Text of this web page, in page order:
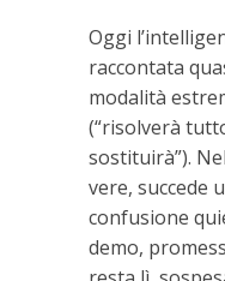
Oggi
raccontata
modalità
(“risolverà
sostituirà”).
vere, succede
confusione
demo,